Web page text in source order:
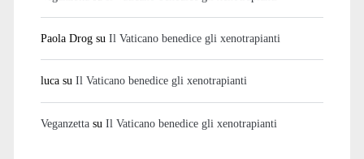
Paola Drogsu Il Vaticano benedice gli xenotrapianti
lucasu Il Vaticano benedice gli xenotrapianti
Veganzettasu Il Vaticano benedice gli xenotrapianti